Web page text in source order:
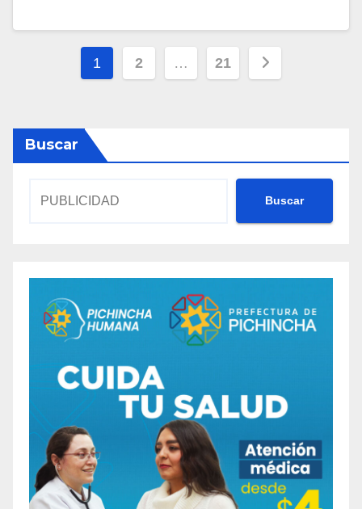
Navegación
entradas
1 2 … 21
Buscar
Buscar